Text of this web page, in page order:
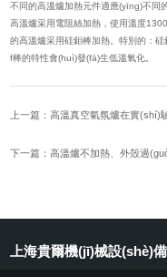
不同的高溫爐加熱元件適應(yīng)不同
高溫爐采用電阻絲加熱，使用溫度
的高溫爐采用硅鉬棒加熱。特別的
f棒的特性會(huì)發(fā)生低溫氧化。
上一篇：高溫真空氣氛爐在實(shí)
下一篇：高溫爐不加熱、外殼過
上海貴爾機(jī)械設(shè)